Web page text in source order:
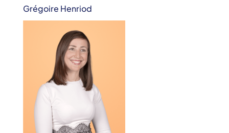
Grégoire Henriod